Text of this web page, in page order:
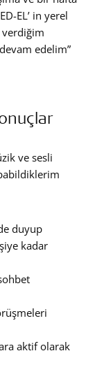
EL’ in yerel
verdiğim
edelim”
ve sesli
duyup
kadar
aktif olarak